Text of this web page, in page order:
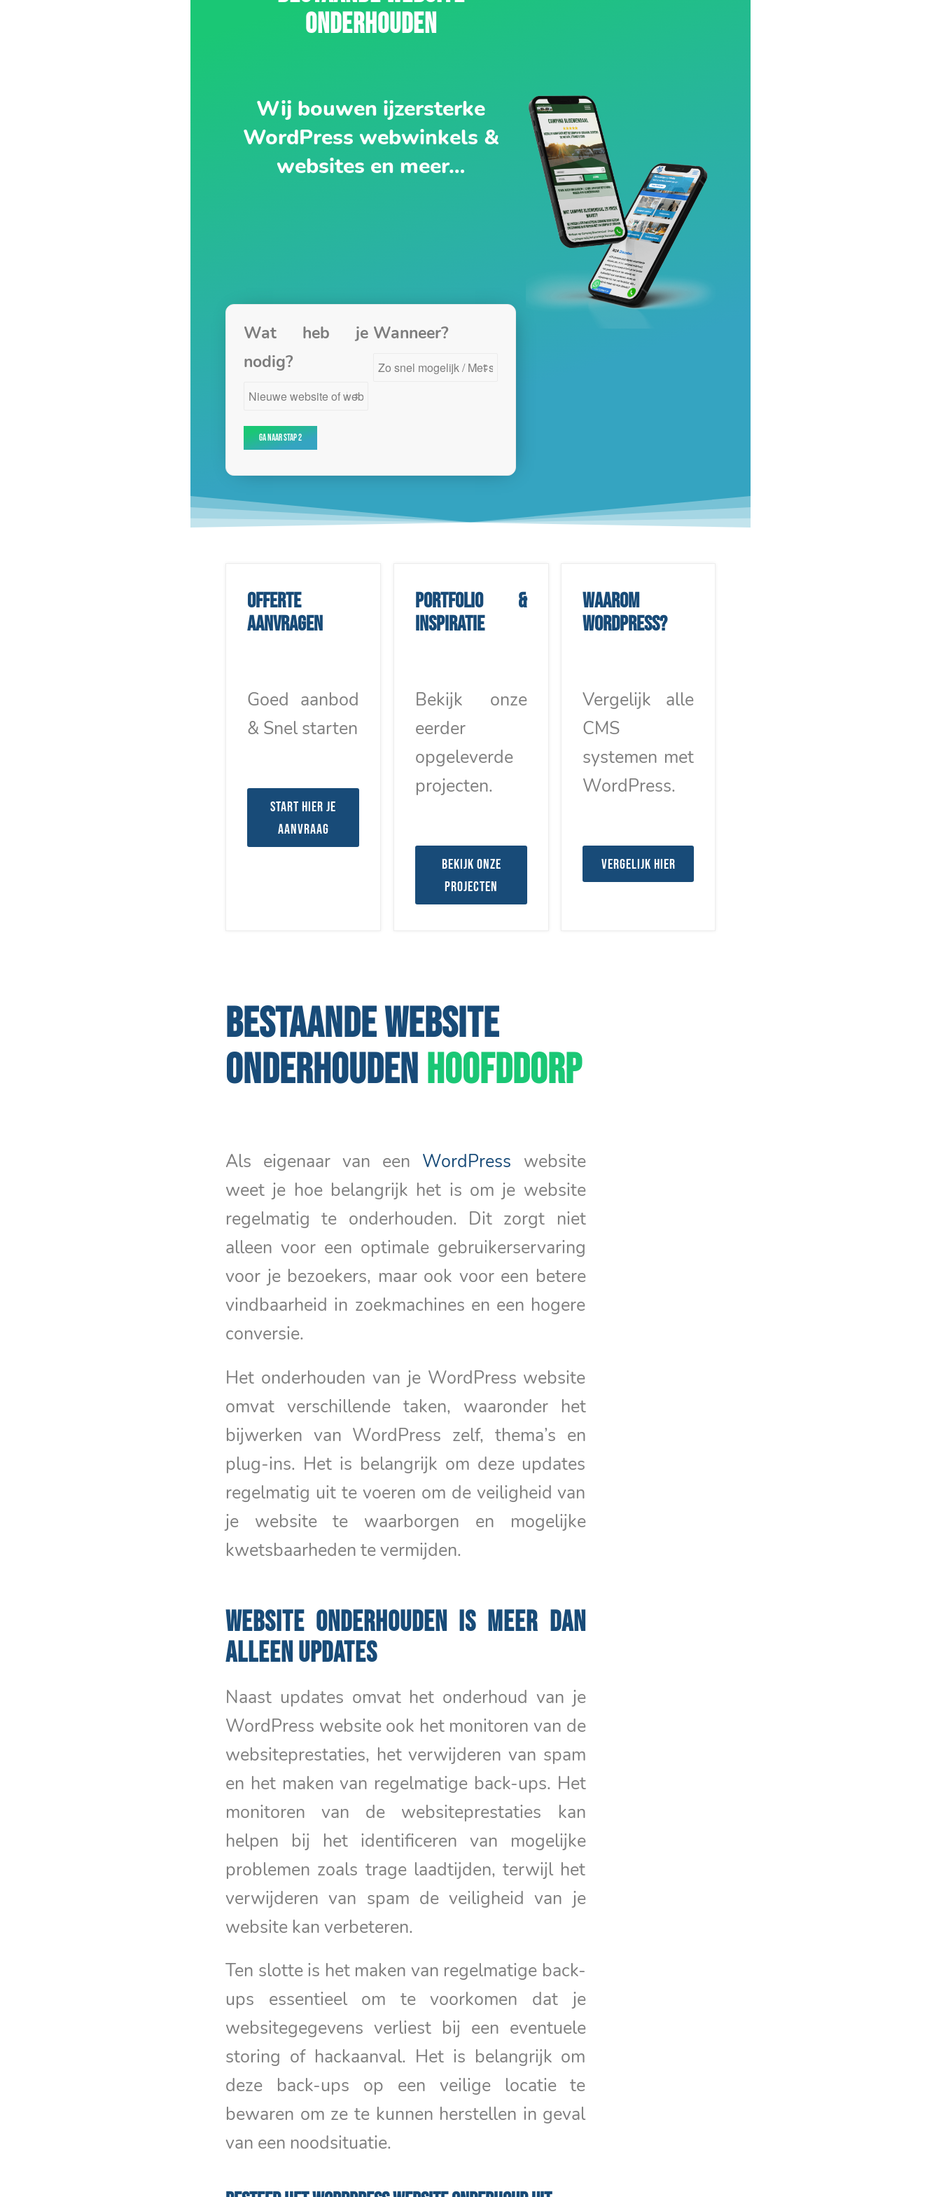
ONDERHOUDEN
Wij bouwen ijzersterke
WordPress webwinkels &
websites en meer…
Wat heb je
nodig?
Wanneer?
Offerte
aanvragen
Goed aanbod
& Snel starten
Start hier je
aanvraag
Portfolio &
inspiratie
Bekijk onze
eerder
opgeleverde
projecten.
Bekijk onze
projecten
Waarom
WordPress?
Vergelijk alle
CMS
systemen met
WordPress.
Vergelijk hier
BESTAANDE WEBSITE
ONDERHOUDENHOOFDDORP
Als eigenaar van een WordPress website
weet je hoe belangrijk het is om je website
regelmatig te onderhouden. Dit zorgt niet
alleen voor een optimale gebruikerservaring
voor je bezoekers, maar ook voor een betere
vindbaarheid in zoekmachines en een hogere
conversie.
Het onderhouden van je WordPress website
omvat verschillende taken, waaronder het
bijwerken van WordPress zelf, thema’s en
plug-ins. Het is belangrijk om deze updates
regelmatig uit te voeren om de veiligheid van
je website te waarborgen en mogelijke
kwetsbaarheden te vermijden.
WEBSITE ONDERHOUDEN IS MEER DAN
ALLEEN UPDATES
Naast updates omvat het onderhoud van je
WordPress website ook het monitoren van de
websiteprestaties, het verwijderen van spam
en het maken van regelmatige back-ups. Het
monitoren van de websiteprestaties kan
helpen bij het identificeren van mogelijke
problemen zoals trage laadtijden, terwijl het
verwijderen van spam de veiligheid van je
website kan verbeteren.
Ten slotte is het maken van regelmatige back-
ups essentieel om te voorkomen dat je
websitegegevens verliest bij een eventuele
storing of hackaanval. Het is belangrijk om
deze back-ups op een veilige locatie te
bewaren om ze te kunnen herstellen in geval
van een noodsituatie.